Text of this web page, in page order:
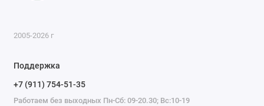
2005-2026 г
Поддержка
+7 (911) 754-51-35
Работаем без выходных Пн-Сб: 09-20.30; Вс:10-19